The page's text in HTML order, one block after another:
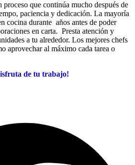
proceso que continúa mucho después de
paciencia y dedicación. La mayoría
cocina durante años antes de poder
en carta. Presta atención y
a tu alrededor. Los mejores chefs
aprovechar al máximo cada tarea o
de tu trabajo!